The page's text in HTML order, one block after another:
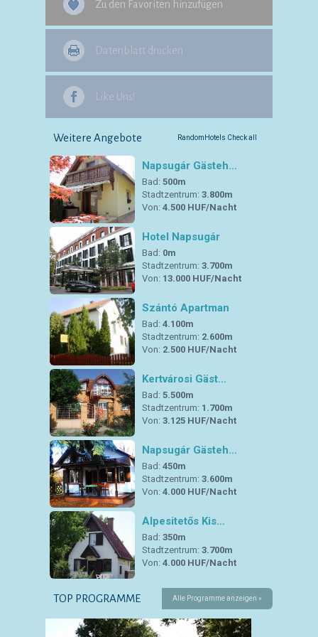
Zu den Favoriten hinzufügen
Datenblatt drucken
Like Uns!
Weitere Angebote RandomHotels Check all
Napsugár Gästeh…
Bad: 500m
Stadtzentrum: 3.800m
Von: 4.500 HUF/Nacht
Hotel Napsugár
Bad: 0m
Stadtzentrum: 3.700m
Von: 13.000 HUF/Nacht
Szántó Apartman
Bad: 4.100m
Stadtzentrum: 2.600m
Von: 2.500 HUF/Nacht
Kertvárosi Gäst…
Bad: 5.500m
Stadtzentrum: 1.700m
Von: 3.125 HUF/Nacht
Napsugár Gästeh…
Bad: 450m
Stadtzentrum: 3.600m
Von: 4.000 HUF/Nacht
Alpesitetős Kis…
Bad: 350m
Stadtzentrum: 3.700m
Von: 4.000 HUF/Nacht
TOP PROGRAMME Alle Programme anzeigen »